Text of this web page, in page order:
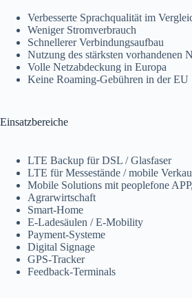
Verbesserte Sprachqualität im
Weniger Stromverbrauch
Schnellerer Verbindungsaufbau
Nutzung des stärksten vorhandenen
Volle Netzabdeckung in Europa
Keine Roaming-Gebühren in der EU
Einsatzbereiche
LTE Backup für DSL / Glasfaser
LTE für Messestände / mobile
Mobile Solutions mit peoplefone
Agrarwirtschaft
Smart-Home
E-Ladesäulen / E-Mobility
Payment-Systeme
Digital Signage
GPS-Tracker
Feedback-Terminals